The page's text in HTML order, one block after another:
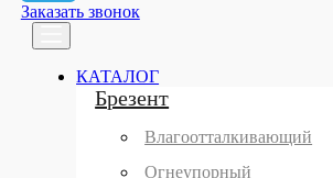
Заказать звонок
КАТАЛОГ
Брезент
Влагоотталкивающий
Огнеупорный